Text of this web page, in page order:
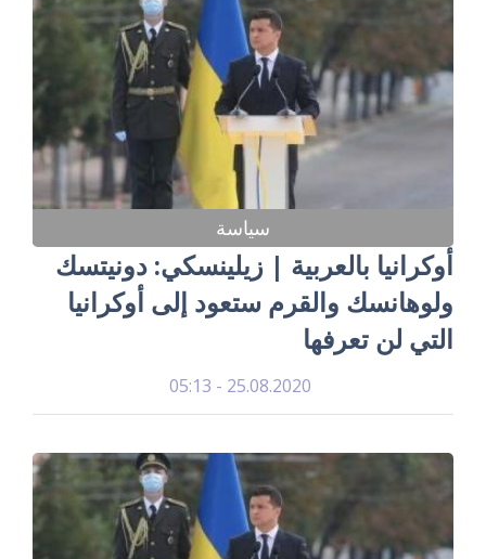
سياسة
أوكرانيا بالعربية | زيلينسكي: دونيتسك
ولوهانسك والقرم ستعود إلى أوكرانيا
التي لن تعرفها
25.08.2020 - 05:13